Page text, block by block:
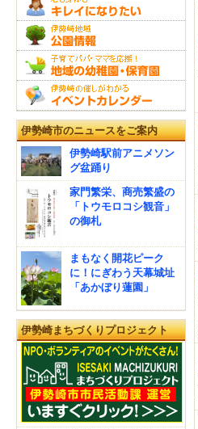
伊勢崎市のニュースをご案内
伊勢崎駅前アニメソン
グ盆踊り
家門繁栄、商売繁盛の
「トウモロコシ観音」
の御札
まもなく開花ピーク
に！にぎわう天幕城址
「あかぼり蓮園」
伊勢崎まちづくりプロジェクト